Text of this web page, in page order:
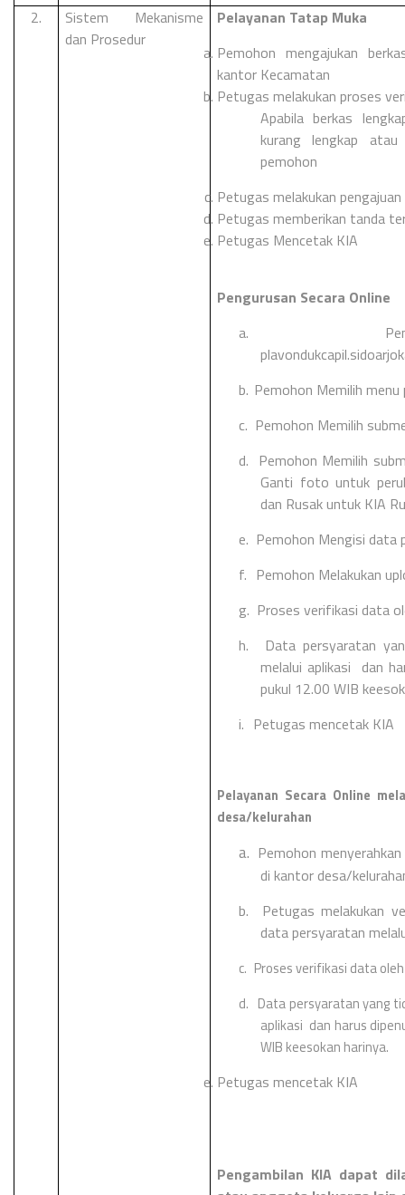
2.
Sistem Mekanisme
dan Prosedur
Pelayanan Tatap Muka
Pemohon mengajukan
kantor Kecamatan
Petugas melakukan proses
Apabila berkas
kurang lengkap
pemohon
Petugas melakukan
Petugas memberikan tanda
Petugas Mencetak KIA
Pengurusan Secara Online
a.
b. Pemohon Memilih menu
c. Pemohon Memilih
d. Pemohon Memilih
Ganti foto untuk
dan Rusak untuk KIA
e. Pemohon Mengisi data
f. Pemohon Melakukan
g. Proses verifikasi data
h.
Data persyaratan
melalui aplikasi dan
pukul 12.00 WIB
i. Petugas mencetak KIA
Pelayanan Secara Online
desa/kelurahan
a. Pemohon
di kantor desa/
b.
Petugas melakukan
data persyaratan
c. Proses verifikasi data
d. Data persyaratan yang
aplikasi dan harus
WIB keesokan harinya.
Petugas mencetak KIA
Pengambilan KIA dapat